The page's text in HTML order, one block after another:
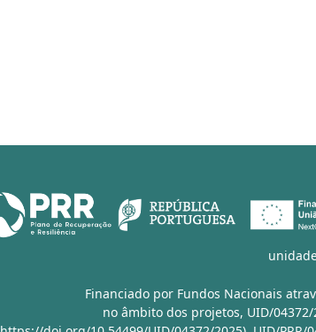
Financiado por Fundos Nacionais
no âmbito dos projetos, UID/